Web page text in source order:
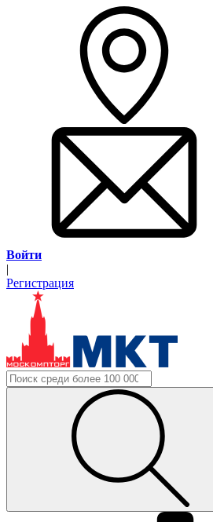
Войти
|
Регистрация